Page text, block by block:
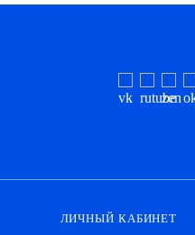
ЛИЧНЫЙ КАБИНЕТ